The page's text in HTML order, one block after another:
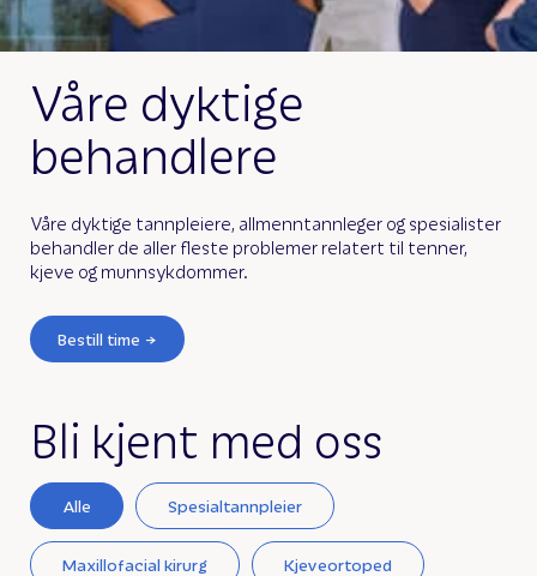
Våre dyktige
behandlere
Våre dyktige tannpleiere, allmenntannleger og spesialister
behandler de aller fleste problemer relatert til tenner,
kjeve og munnsykdommer.
Bestill time
Bli kjent med oss
Alle Spesialtannpleier
Maxillofacial kirurg Kjeveortoped